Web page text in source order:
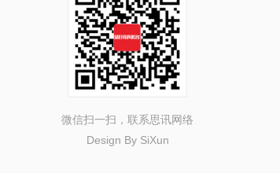
微信扫一扫，联系思讯网络
Design By SiXun